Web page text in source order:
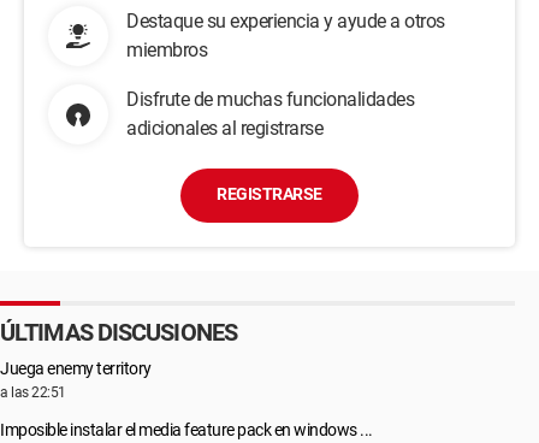
Destaque su experiencia y ayude a otros
miembros
Disfrute de muchas funcionalidades
adicionales al registrarse
REGISTRARSE
ÚLTIMAS DISCUSIONES
Juega enemy territory
a las 22:51
Imposible instalar el media feature pack en windows ...